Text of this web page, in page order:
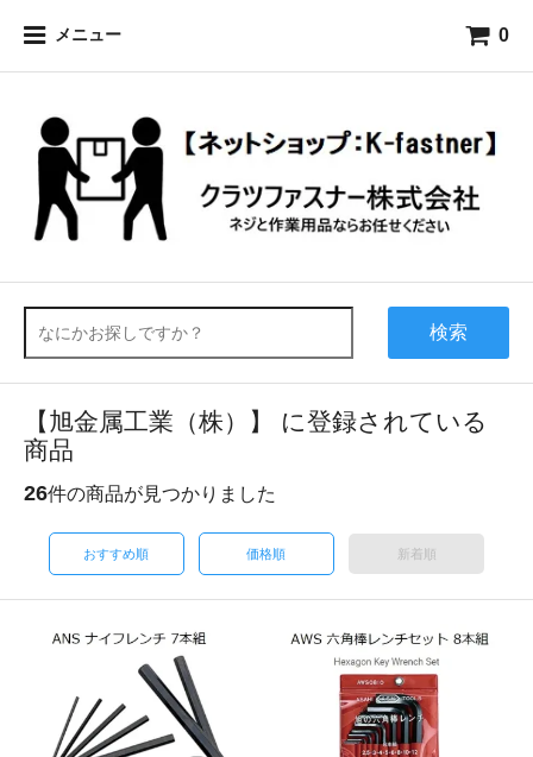
メニュー 0
検索
【旭金属工業（株）】 に登録されている
商品
26件の商品が見つかりました
おすすめ順 価格順 新着順